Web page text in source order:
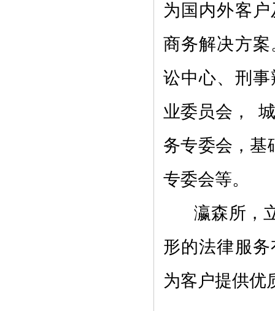
为国内外客
商务解决方
讼中心、刑
业委员会，
务专委会，基
专委会等。
瀛森所，立
形的法律服
为客户提供优